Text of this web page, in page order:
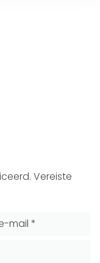
Vereiste